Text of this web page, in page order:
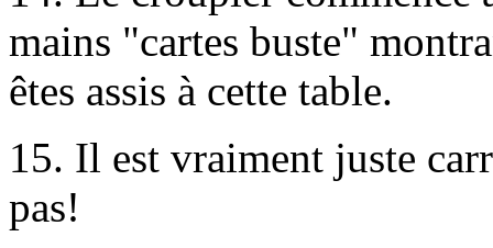
mains "cartes buste"
êtes assis à cette table.
15. Il est vraiment juste
pas!